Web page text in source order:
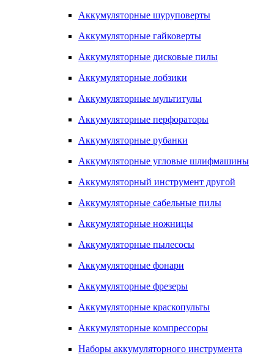
Аккумуляторные шуруповерты
Аккумуляторные гайковерты
Аккумуляторные дисковые пилы
Аккумуляторные лобзики
Аккумуляторные мультитулы
Аккумуляторные перфораторы
Аккумуляторные рубанки
Аккумуляторные угловые шлифмашины
Аккумуляторный инструмент другой
Аккумуляторные сабельные пилы
Аккумуляторные ножницы
Аккумуляторные пылесосы
Аккумуляторные фонари
Аккумуляторные фрезеры
Аккумуляторные краскопульты
Аккумуляторные компрессоры
Наборы аккумуляторного инструмента